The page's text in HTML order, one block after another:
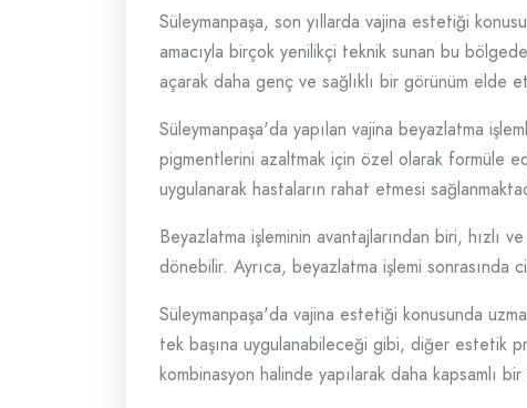
Süleymanpaşa, son yıllarda vajina estetiği
amacıyla birçok yenilikçi teknik sunan bu
açarak daha genç ve sağlıklı bir görünüm elde
Süleymanpaşa'da yapılan vajina beyazlatma
pigmentlerini azaltmak için özel olarak formüle
uygulanarak hastaların rahat etmesi
Beyazlatma işleminin avantajlarından biri, hızlı
dönebilir. Ayrıca, beyazlatma işlemi
Süleymanpaşa'da vajina estetiği konusunda
tek başına uygulanabileceği gibi, diğer estetik
kombinasyon halinde yapılarak daha kapsamlı